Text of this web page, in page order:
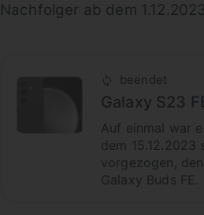
Nachfolger ab dem
beendet
Galaxy S23
Auf einmal war
dem
vorgezogen,
Galaxy Buds